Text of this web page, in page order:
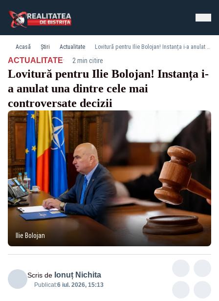
Acasă Știri Actualitate Lovitură pentru Ilie Bolojan! Instanța i-a anulat una dintre cele mai controversate decizii
ACTUALITATE· 2 min citire
Lovitură pentru Ilie Bolojan! Instanța i-
a anulat una dintre cele mai
controversate decizii
Ilie Bolojan
Scris de Ionuț Nichita
Publicat:6 iul. 2026, 15:13